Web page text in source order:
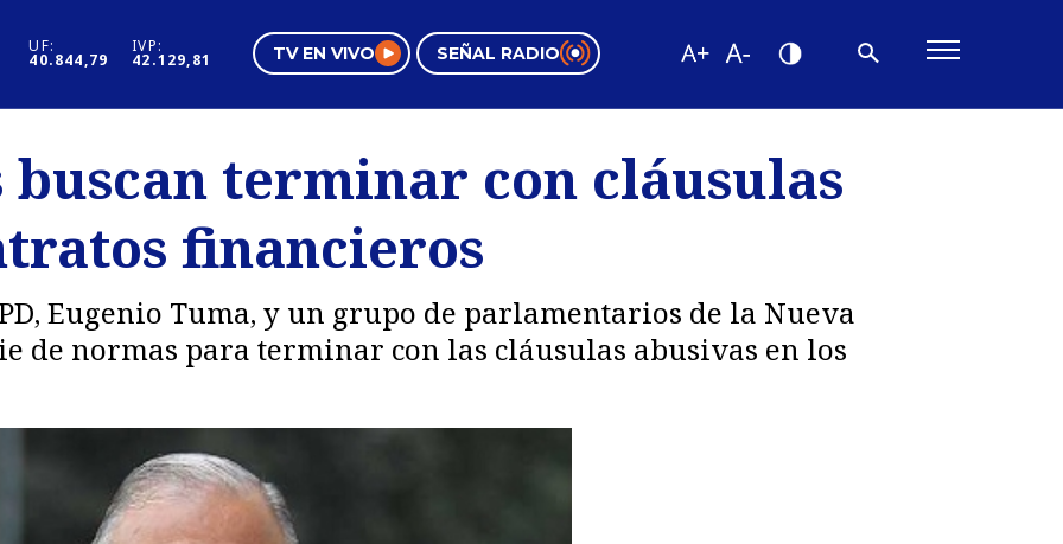
UF:
40.844,79
IVP:
42.129,81 TV EN VIVO SEÑAL RADIO
Negocios
Pura Mujer
Tendencias
terminar con cláusulas
financieros
Eugenio Tuma, y un grupo de parlamentarios de la Nueva
de normas para terminar con las cláusulas abusivas en los